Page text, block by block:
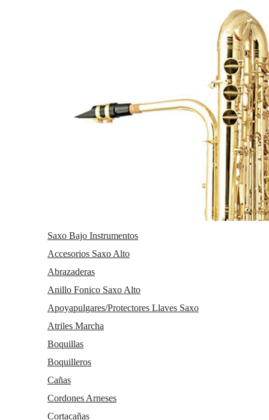
Saxo Bajo Instrumentos
Accesorios Saxo Alto
Abrazaderas
Anillo Fonico Saxo Alto
Apoyapulgares/Protectores Llaves Saxo
Atriles Marcha
Boquillas
Boquilleros
Cañas
Cordones Arneses
Cortacañas